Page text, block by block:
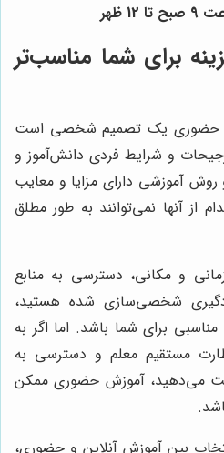
ظهر
برای شما مناسب‌تر
و حضوری یک تصمیم شخصی است
و شرایط فردی دانش‌آموز و
روش آموزشی دارای مزایا و معایب
آنها نمی‌توانند به طور مطلق
و مکانی، دسترسی به منابع
شخصی‌سازی شده هستید،
برای شما باشد. اما اگر به
مستقیم معلم و دسترسی به
می‌دهید، آموزش حضوری ممکن
بین آموزش آنلاین و حضوری،